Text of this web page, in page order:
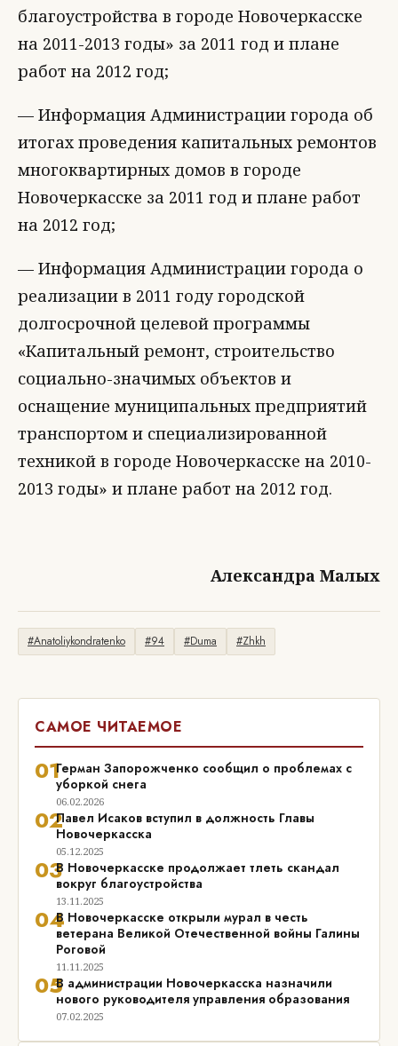
благоустройства в городе Новочеркасске
на 2011-2013 годы» за 2011 год и плане
работ на 2012 год;
— Информация Администрации города об
итогах проведения капитальных ремонтов
многоквартирных домов в городе
Новочеркасске за 2011 год и плане работ
на 2012 год;
— Информация Администрации города о
реализации в 2011 году городской
долгосрочной целевой программы
«Капитальный ремонт, строительство
социально-значимых объектов и
оснащение муниципальных предприятий
транспортом и специализированной
техникой в городе Новочеркасске на 2010-
2013 годы» и плане работ на 2012 год.
Александра Малых
#Anatoliykondratenko #94 #Duma #Zhkh
САМОЕ ЧИТАЕМОЕ
01Герман Запорожченко сообщил о проблемах с
уборкой снега
06.02.2026
02Павел Исаков вступил в должность Главы
Новочеркасска
05.12.2025
03В Новочеркасске продолжает тлеть скандал
вокруг благоустройства
13.11.2025
04В Новочеркасске открыли мурал в честь
ветерана Великой Отечественной войны Галины
Роговой
11.11.2025
05В администрации Новочеркасска назначили
нового руководителя управления образования
07.02.2025